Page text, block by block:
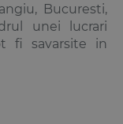
Bucuresti,
unei lucrari
fi savarsite in